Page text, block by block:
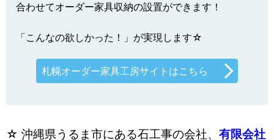
合わせてオーダー家具収納の設置ができます！
「こんなの欲しかった！」が実現します☆
札幌オーダー家具工房サイトはこちら
☆ 沖縄県うるま市にある石工事の会社、 有限会社